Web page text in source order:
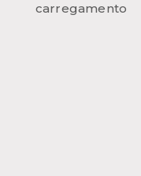
carregamento